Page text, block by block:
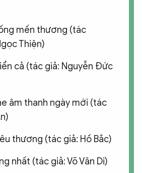
mến thương (tác
Thiện)
cả (tác giả: Nguyễn Đức
âm thanh ngày mới (tác
thương (tác giả: Hồ Bắc)
nhất (tác giả: Võ Văn Di)